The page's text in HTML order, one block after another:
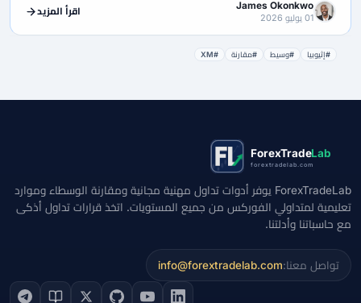
James Okonkwo
01 يوليو 2026
اقرأ المزيد
#إثيوبيا #وسيط #مقارنة #XM
ForexTradeLab
forextradelab.com
ForexTradeLab يوفر أدوات تداول مهنية مجانية ومقارنة الوسطاء وموارد
تعليمية لمتداولي الفوركس من جميع المستويات. اتخذ قرارات تداول أذكى
مع حاسباتنا وأدلتنا.
تواصل معنا:info@forextradelab.com